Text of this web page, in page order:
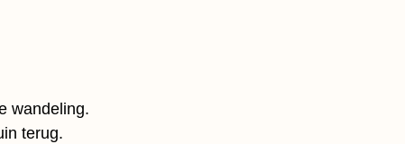
wandeling.
terug.